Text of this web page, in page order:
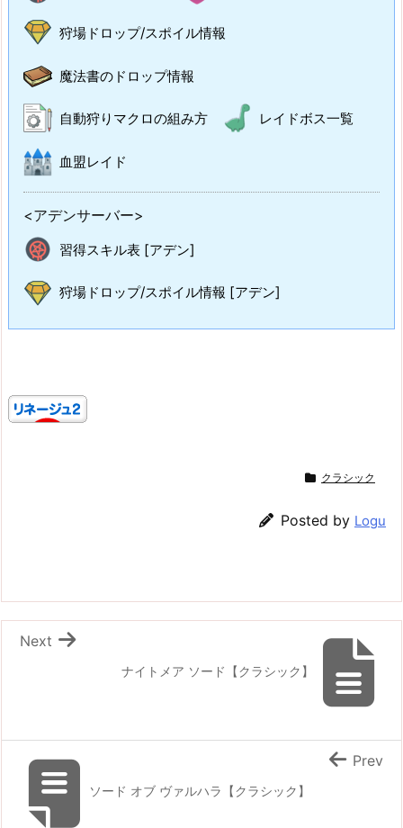
狩場ドロップ/スポイル情報
魔法書のドロップ情報
自動狩りマクロの組み方 レイドボス一覧
血盟レイド
<アデンサーバー>
習得スキル表 [アデン]
狩場ドロップ/スポイル情報 [アデン]
クラシック
Posted by Logu
ナイトメア ソード【クラシック】
Next
ソード オブ ヴァルハラ【クラシック】
Prev